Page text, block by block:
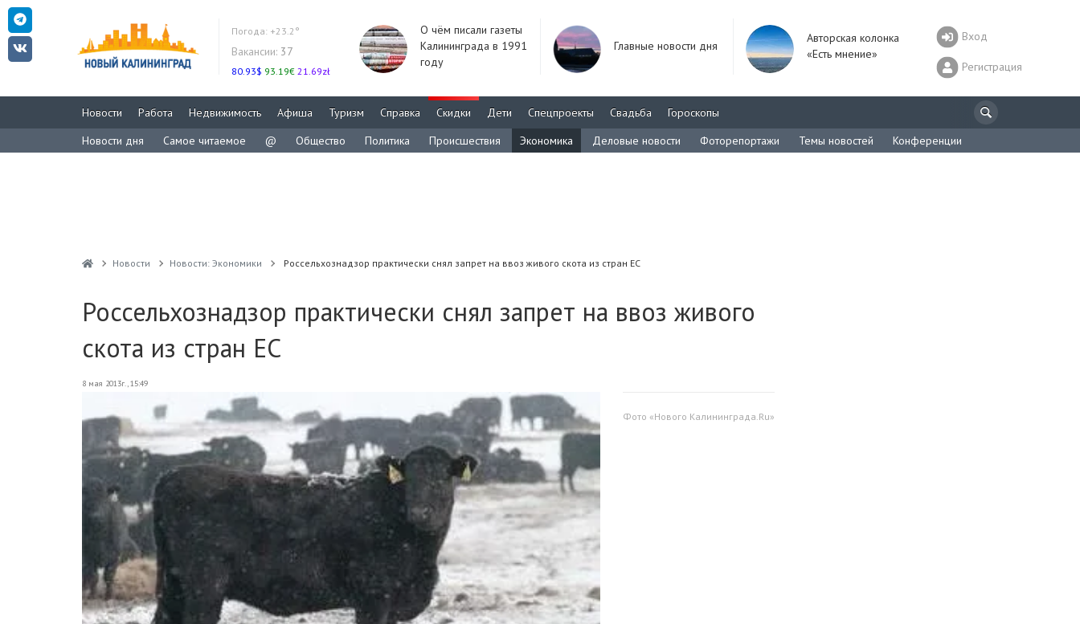
Погода: +23.2°
Вакансии: 37
80.93$ 93.19€ 21.69zł
О чём писали газеты
Калининграда в 1991
году
Главные новости дня
Авторская колонка
«Есть мнение»
Вход
Регистрация
Новости Работа Недвижимость Афиша Туризм Справка Скидки Дети Спецпроекты Свадьба
Гороскопы
Новости дня
Самое читаемое @ Общество Политика Происшествия Экономика Деловые новости Фоторепортажи Темы новостей Конференции
Новости Новости: Экономики Россельхознадзор практически снял запрет на ввоз живого скота из стран ЕС
Россельхознадзор практически снял запрет на ввоз живого
скота из стран ЕС
8 мая 2013г., 15:49
Фото «Нового Калининграда.Ru»